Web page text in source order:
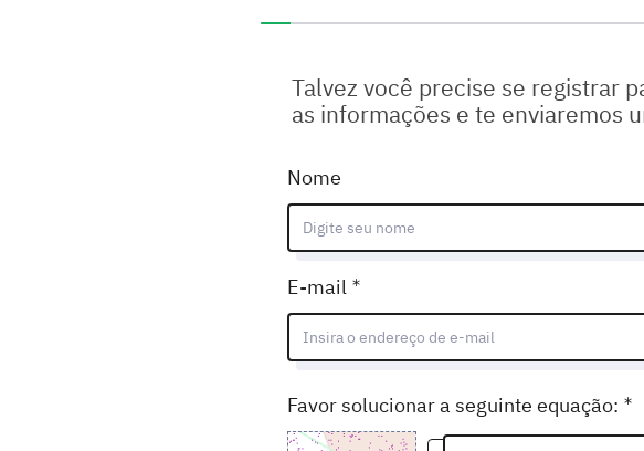
Talvez você precise se registrar
as informações e te enviaremos
Nome
E-mail
Favor solucionar a seguinte equação: